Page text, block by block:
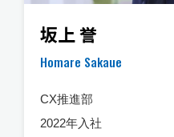
坂上 誉
Homare Sakaue
CX推進部
2022年入社